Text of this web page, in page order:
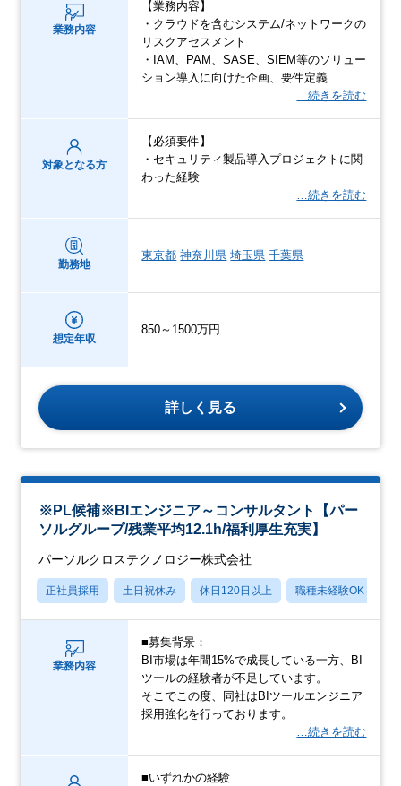
業務内容
【業務内容】
・クラウドを含むシステム/ネットワークの
リスクアセスメント
・IAM、PAM、SASE、SIEM等のソリュー
ション導入に向けた企画、要件定義
…続きを読む
対象となる方
【必須要件】
・セキュリティ製品導入プロジェクトに関
わった経験
…続きを読む
勤務地
東京都 神奈川県 埼玉県 千葉県
想定年収
850～1500万円
詳しく見る
※PL候補※BIエンジニア～コンサルタント【パー
ソルグループ/残業平均12.1h/福利厚生充実】
パーソルクロステクノロジー株式会社
正社員採用 土日祝休み 休日120日以上 職種未経験OK
業務内容
■募集背景：
BI市場は年間15%で成長している一方、BI
ツールの経験者が不足しています。
そこでこの度、同社はBIツールエンジニア
採用強化を行っております。
…続きを読む
■いずれかの経験